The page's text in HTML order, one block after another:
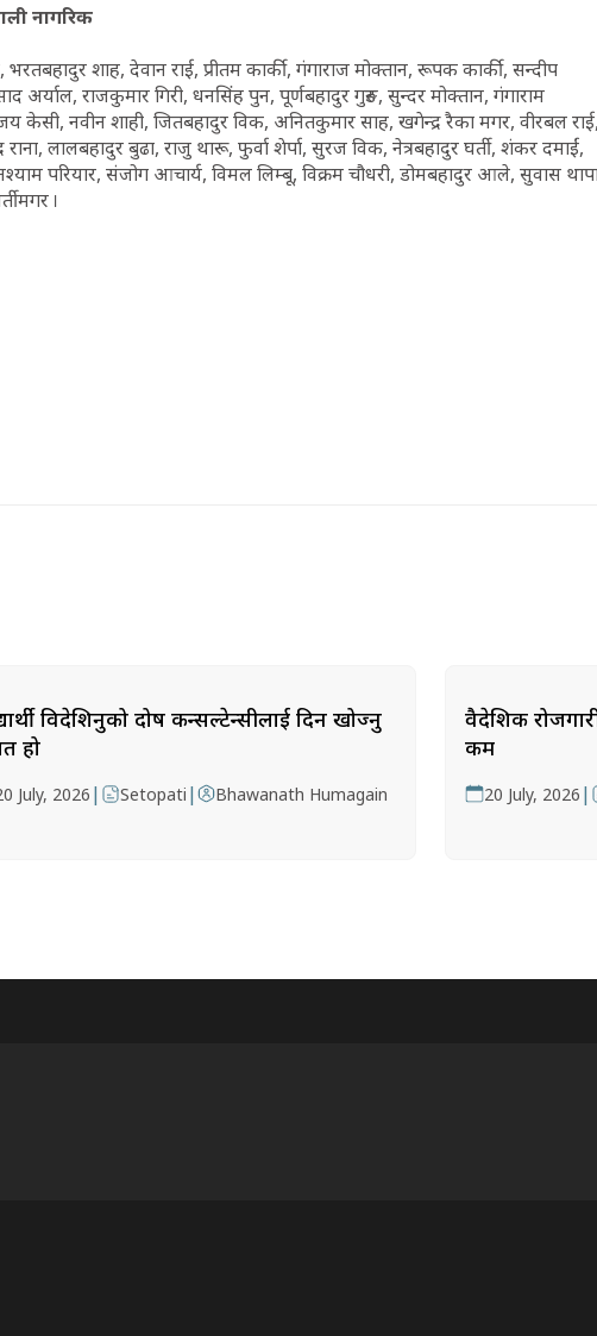
नागरिक
शाह, देवान राई, प्रीतम कार्की, गंगाराज मोक्तान, रूपक कार्की, सन्दीप
अर्याल, राजकुमार गिरी, धनसिंह पुन, पूर्णबहादुर गुरुङ, सुन्दर मोक्तान, गंगाराम
केसी, नवीन शाही, जितबहादुर विक, अनितकुमार साह, खगेन्द्र रैका मगर, वीरबल राई,
लालबहादुर बुढा, राजु थारू, फुर्वा शेर्पा, सुरज विक, नेत्रबहादुर घर्ती, शंकर दमाईं,
परियार, संजोग आचार्य, विमल लिम्बू, विक्रम चौधरी, डोमबहादुर आले, सुवास
।
विदेशिनुको दोष कन्सल्टेन्सीलाई दिन खोज्नु
हो
July, 2026 | Setopati | Bhawanath Humagain
वैदेशिक
कम
20 July, 2026 |